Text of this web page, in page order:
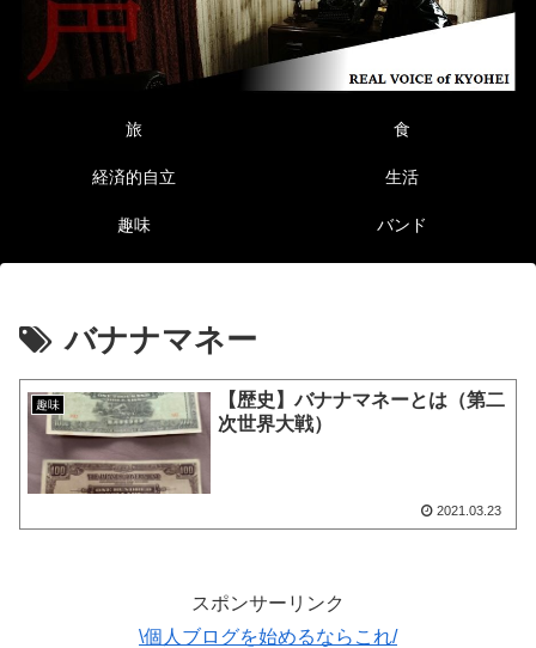
旅 食
経済的自立 生活
趣味 バンド
バナナマネー
趣味
【歴史】バナナマネーとは（第二
次世界大戦）
2021.03.23
スポンサーリンク
\個人ブログを始めるならこれ/